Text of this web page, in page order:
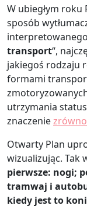
W ubiegłym
sposób
transport“,
jakiegoś rodzaju
formami
utrzymania
znaczenie
Otwarty Plan
wizualizując. Tak
pierwsze: nogi;
tramwaj i
kiedy jest to